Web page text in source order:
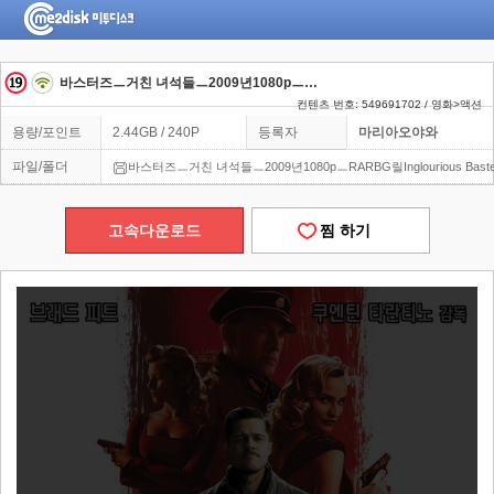
바스터즈ㅡ거친 녀석들ㅡ2009년1080pㅡRARBG릴Inglourious Basterds
컨텐츠 번호: 549691702 / 영화>액션
용량/포인트 2.44GB / 240P 등록자 마리아오야와
파일/폴더 바스터즈ㅡ거친 녀석들ㅡ2009년1080pㅡRARBG릴Inglourious
고속다운로드 찜 하기